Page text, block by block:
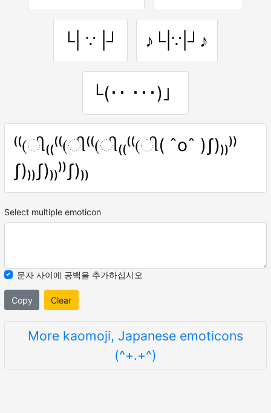
└| ∵ |┘ ♪└|∵|┘♪
└(･･ ･･･)」
⁽⁽(ી₍₍⁽⁽(ી⁽⁽(ી₍₍⁽⁽(ી( ˆoˆ )ʃ)₎₎⁾⁾
ʃ)₎₎ʃ)₎₎⁾⁾ʃ)₎₎
Select multiple emoticon
문자 사이에 공백을 추가하십시오
Copy Clear
More kaomoji, Japanese emoticons
(^+.+^)